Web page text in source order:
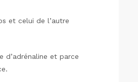
et celui de l’autre
d’adrénaline et parce